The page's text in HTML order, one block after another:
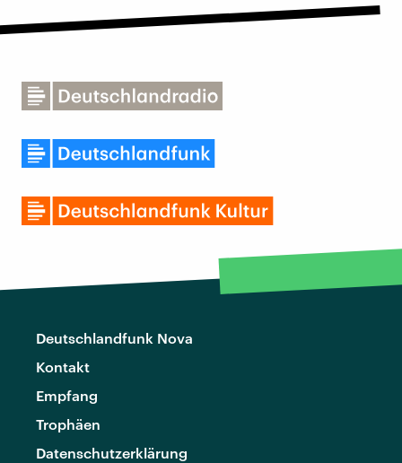
Deutschlandfunk Nova
Kontakt
Empfang
Trophäen
Datenschutzerklärung